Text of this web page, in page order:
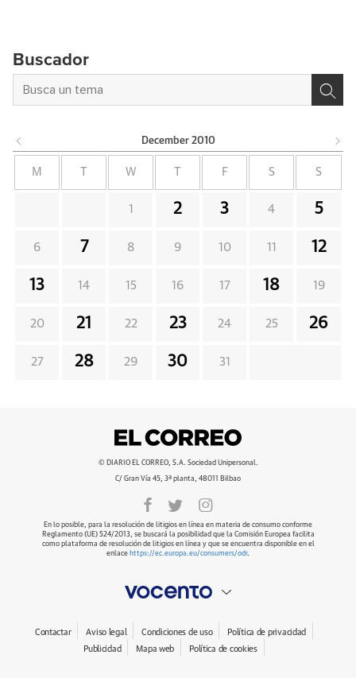
Buscador
December 2010
M W F S S
1 2 3 4 5
6 7 8 9 10 11 12
13 14 15 16 17 18 19
20 21 22 23 24 25 26
27 28 29 30 31
© DIARIO EL CORREO, S.A. Sociedad Unipersonal.
C/ Gran Vía 45, 3ª planta, 48011 Bilbao
En lo posible, para la resolución de litigios en línea en materia de consumo conforme
Reglamento (UE) 524/2013, se buscará la posibilidad que la Comisión Europea facilita
como plataforma de resolución de litigios en línea y que se encuentra disponible en el
enlace https://ec.europa.eu/consumers/odr.
Contactar Aviso legal Condiciones de uso
Política de privacidad
Publicidad
Mapa web Política de cookies